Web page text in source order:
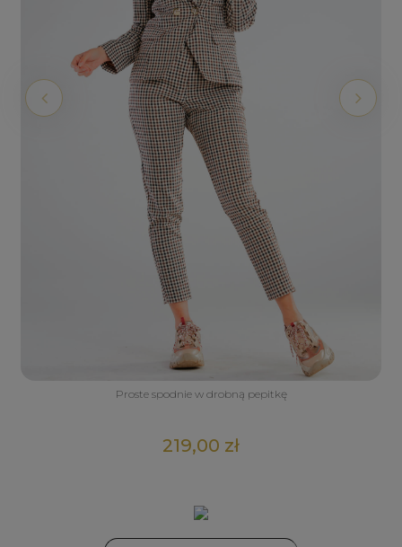
Proste spodnie w drobną pepitkę
219,00 zł